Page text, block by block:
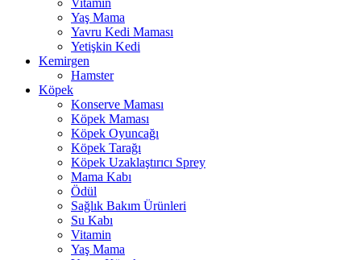
Vitamin
Yaş Mama
Yavru Kedi Maması
Yetişkin Kedi
Kemirgen
Hamster
Köpek
Konserve Maması
Köpek Maması
Köpek Oyuncağı
Köpek Tarağı
Köpek Uzaklaştırıcı Sprey
Mama Kabı
Ödül
Sağlık Bakım Ürünleri
Su Kabı
Vitamin
Yaş Mama